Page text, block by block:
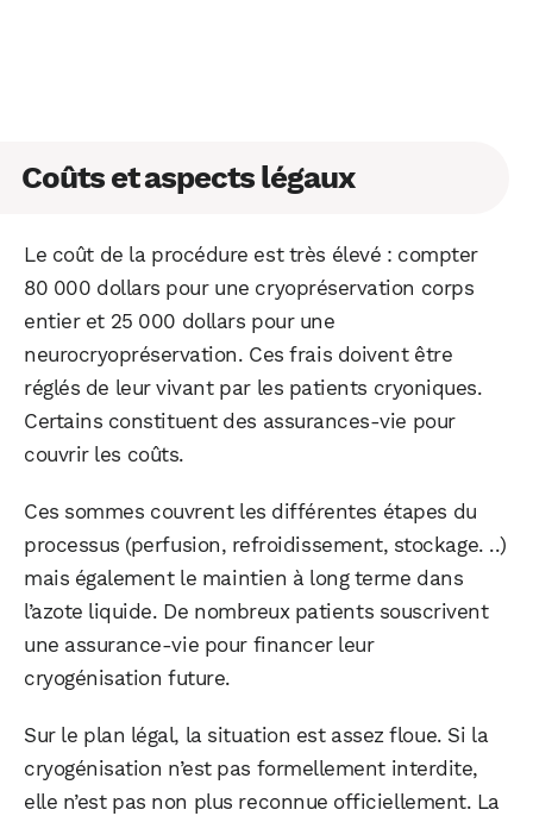
Coûts et aspects légaux
Le coût de la procédure est très élevé : compter
80 000 dollars pour une cryopréservation corps
entier et 25 000 dollars pour une
neurocryopréservation. Ces frais doivent être
réglés de leur vivant par les patients cryoniques.
Certains constituent des assurances-vie pour
couvrir les coûts.
Ces sommes couvrent les différentes étapes du
processus (perfusion, refroidissement, stockage. ..)
mais également le maintien à long terme dans
l’azote liquide. De nombreux patients souscrivent
une assurance-vie pour financer leur
cryogénisation future.
Sur le plan légal, la situation est assez floue. Si la
cryogénisation n’est pas formellement interdite,
elle n’est pas non plus reconnue officiellement. La